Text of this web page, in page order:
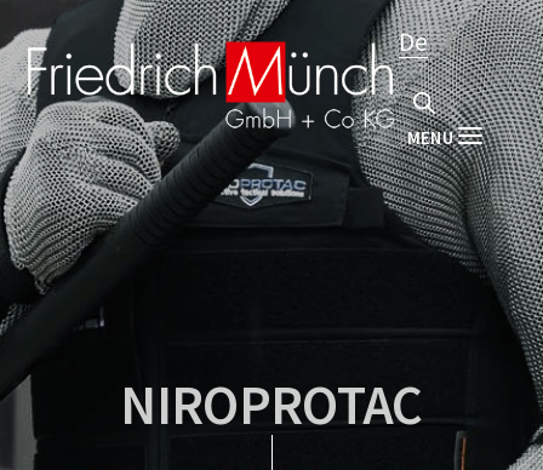
De En
MENU
NIROPROTAC